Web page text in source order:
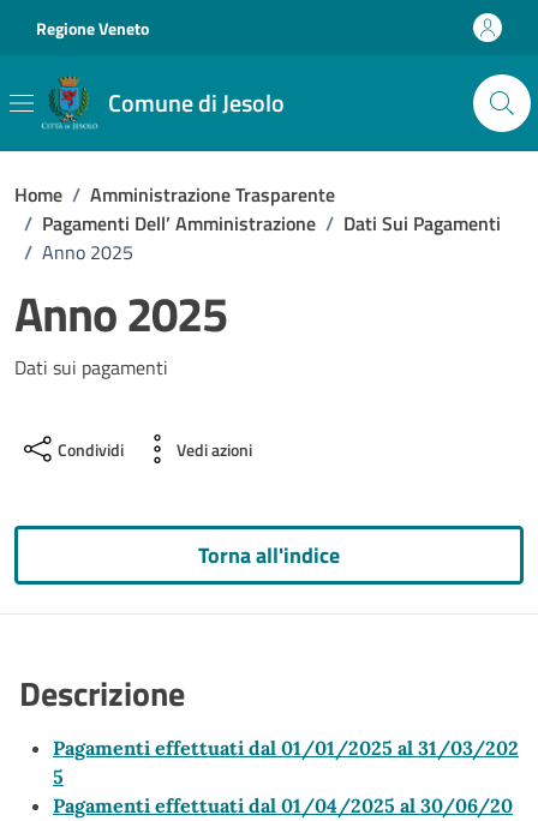
Regione Veneto
Comune di Jesolo
Home / Amministrazione Trasparente
/ Pagamenti Dell’ Amministrazione / Dati Sui Pagamenti
/ Anno 2025
Anno 2025
Dati sui pagamenti
Condividi Vedi azioni
Torna all'indice
Descrizione
Pagamenti effettuati dal 01/01/2025 al 31/03/202
5
Pagamenti effettuati dal 01/04/2025 al 30/06/20